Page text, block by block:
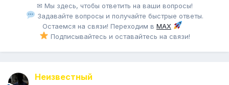
✉ Мы здесь, чтобы ответить на ваши вопросы!
Задавайте вопросы и получайте быстрые ответы.
Остаемся на связи! Переходим в MAX
Подписывайтесь и оставайтесь на связи!
Неизвестный